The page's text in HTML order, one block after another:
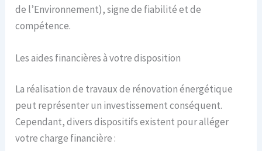
de l’Environnement), signe de fiabilité et de
compétence.
Les aides financières à votre disposition
La réalisation de travaux de rénovation énergétique
peut représenter un investissement conséquent.
Cependant, divers dispositifs existent pour alléger
votre charge financière :